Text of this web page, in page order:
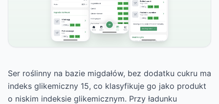
Ser roślinny na bazie migdałów, bez dodatku cukru ma
indeks glikemiczny 15, co klasyfikuje go jako produkt
o niskim indeksie glikemicznym. Przy ładunku